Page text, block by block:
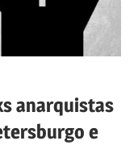
anarquistas
e